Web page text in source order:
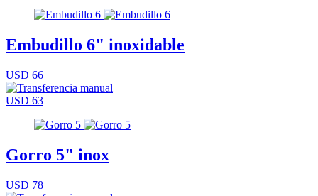
Embudillo 6" inoxidable
USD 66
USD 63
Gorro 5" inox
USD 78